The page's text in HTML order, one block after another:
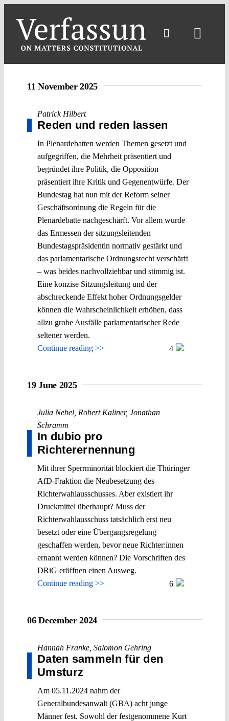
content
11 November 2025
Patrick Hilbert
Reden und reden lassen
In Plenardebatten werden Themen gesetzt und
aufgegriffen, die Mehrheit präsentiert und
begründet ihre Politik, die Opposition
präsentiert ihre Kritik und Gegenentwürfe. Der
Bundestag hat nun mit der Reform seiner
Geschäftsordnung die Regeln für die
Plenardebatte nachgeschärft. Vor allem wurde
das Ermessen der sitzungsleitenden
Bundestagspräsidentin normativ gestärkt und
das parlamentarische Ordnungsrecht verschärft
– was beides nachvollziehbar und stimmig ist.
Eine konzise Sitzungsleitung und der
abschreckende Effekt hoher Ordnungsgelder
können die Wahrscheinlichkeit erhöhen, dass
allzu grobe Ausfälle parlamentarischer Rede
seltener werden.
Continue reading >>
4
19 June 2025
Julia Nebel Robert Kaliner, Jonathan
Schramm
In dubio pro
Richterernennung
Mit ihrer Sperrminorität blockiert die Thüringer
AfD-Fraktion die Neubesetzung des
Richterwahlausschusses. Aber existiert ihr
Druckmittel überhaupt? Muss der
Richterwahlausschuss tatsächlich erst neu
besetzt oder eine Übergangsregelung
geschaffen werden, bevor neue Richter:innen
ernannt werden können? Die Vorschriften des
DRiG eröffnen einen Ausweg.
Continue reading >>
6
06 December 2024
Hannah Franke Salomon Gehring
Daten sammeln für den
Umsturz
Am 05.11.2024 nahm der
Generalbundesanwalt (GBA) acht junge
Männer fest. Sowohl der festgenommene Kurt